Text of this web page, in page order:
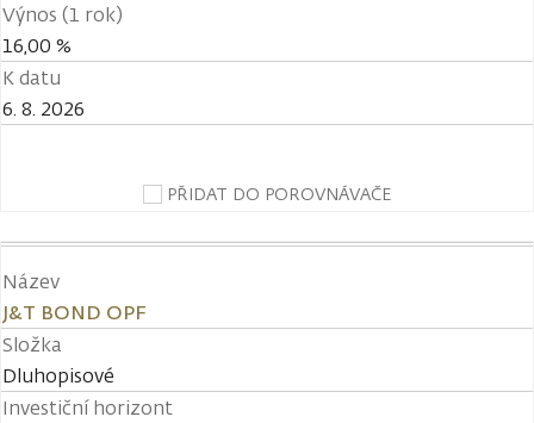
Výnos (1 rok)
16,00 %
K datu
6. 8. 2026
PŘIDAT DO POROVNÁVAČE
Název
J&T BOND OPF
Složka
Dluhopisové
Investiční horizont